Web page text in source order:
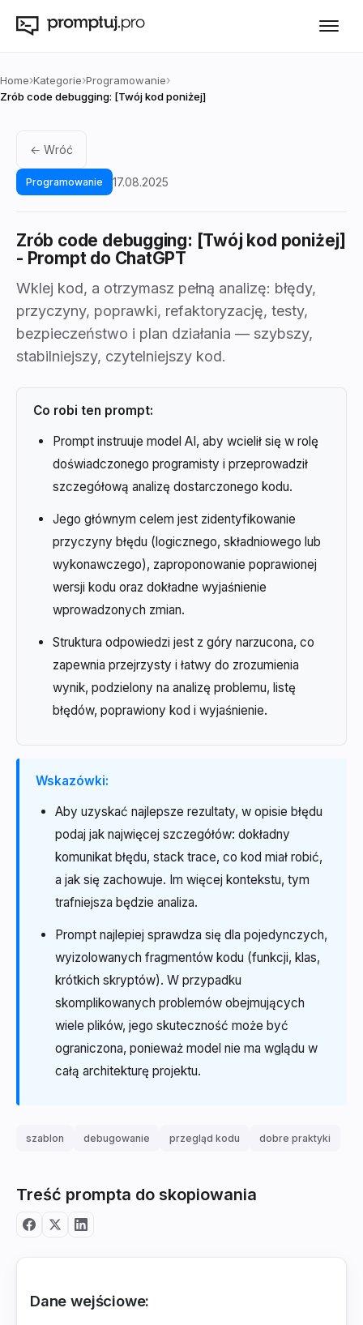
Home›Kategorie›Programowanie›
Zrób code debugging: [Twój kod poniżej]
← Wróć
Programowanie 17.08.2025
Zrób code debugging: [Twój kod poniżej]
- Prompt do ChatGPT
Wklej kod, a otrzymasz pełną analizę: błędy,
przyczyny, poprawki, refaktoryzację, testy,
bezpieczeństwo i plan działania — szybszy,
stabilniejszy, czytelniejszy kod.
Co robi ten prompt:
Prompt instruuje model AI, aby wcielił się w rolę
doświadczonego programisty i przeprowadził
szczegółową analizę dostarczonego kodu.
Jego głównym celem jest zidentyfikowanie
przyczyny błędu (logicznego, składniowego lub
wykonawczego), zaproponowanie poprawionej
wersji kodu oraz dokładne wyjaśnienie
wprowadzonych zmian.
Struktura odpowiedzi jest z góry narzucona, co
zapewnia przejrzysty i łatwy do zrozumienia
wynik, podzielony na analizę problemu, listę
błędów, poprawiony kod i wyjaśnienie.
Wskazówki:
Aby uzyskać najlepsze rezultaty, w opisie błędu
podaj jak najwięcej szczegółów: dokładny
komunikat błędu, stack trace, co kod miał robić,
a jak się zachowuje. Im więcej kontekstu, tym
trafniejsza będzie analiza.
Prompt najlepiej sprawdza się dla pojedynczych,
wyizolowanych fragmentów kodu (funkcji, klas,
krótkich skryptów). W przypadku
skomplikowanych problemów obejmujących
wiele plików, jego skuteczność może być
ograniczona, ponieważ model nie ma wglądu w
całą architekturę projektu.
szablon debugowanie przegląd kodu dobre praktyki
Treść prompta do skopiowania
Dane wejściowe: